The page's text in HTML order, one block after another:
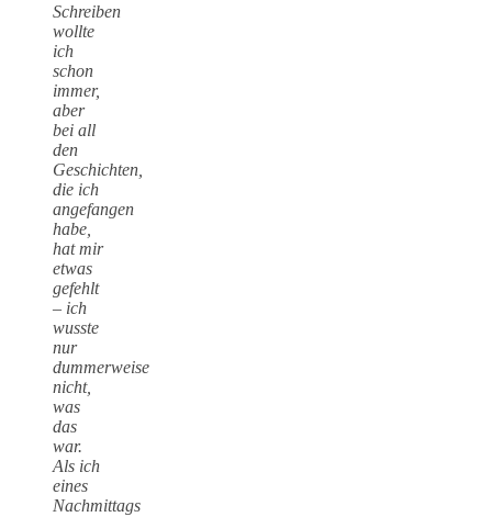
Schreiben
wollte
ich
schon
immer,
aber
bei all
den
Geschichten,
die ich
angefangen
habe,
hat mir
etwas
gefehlt
– ich
wusste
nur
dummerweise
nicht,
was
das
war.
Als ich
eines
Nachmittags